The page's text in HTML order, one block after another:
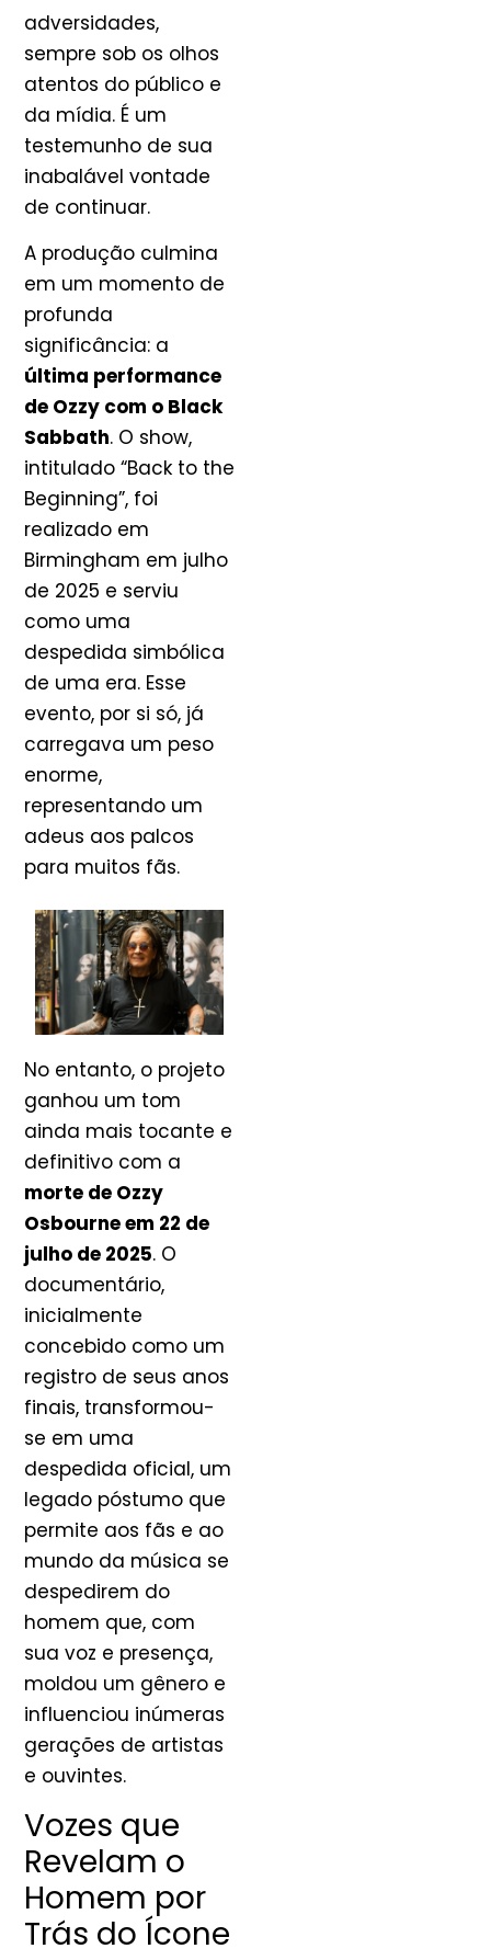
adversidades,
sempre sob os olhos
atentos do público e
da mídia. É um
testemunho de sua
inabalável vontade
de continuar.
A produção culmina
em um momento de
profunda
significância: a
última performance
de Ozzy com o Black
Sabbath. O show,
intitulado “Back to the
Beginning”, foi
realizado em
Birmingham em julho
de 2025 e serviu
como uma
despedida simbólica
de uma era. Esse
evento, por si só, já
carregava um peso
enorme,
representando um
adeus aos palcos
para muitos fãs.
No entanto, o projeto
ganhou um tom
ainda mais tocante e
definitivo com a
morte de Ozzy
Osbourne em 22 de
julho de 2025. O
documentário,
inicialmente
concebido como um
registro de seus anos
finais, transformou-
se em uma
despedida oficial, um
legado póstumo que
permite aos fãs e ao
mundo da música se
despedirem do
homem que, com
sua voz e presença,
moldou um gênero e
influenciou inúmeras
gerações de artistas
e ouvintes.
Vozes que
Revelam o
Homem por
Trás do Ícone